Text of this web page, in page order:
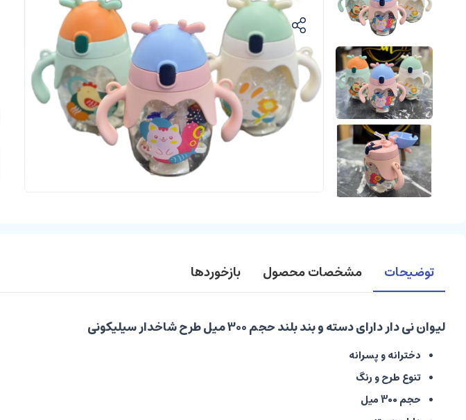
توضیحات مشخصات محصول بازخوردها
لیوان نی دار دارای دسته و بند بلند حجم 300 میل طرح شاخدار سیلیکونی
دخترانه و پسرانه
تنوع طرح و رنگ
حجم 300 میل